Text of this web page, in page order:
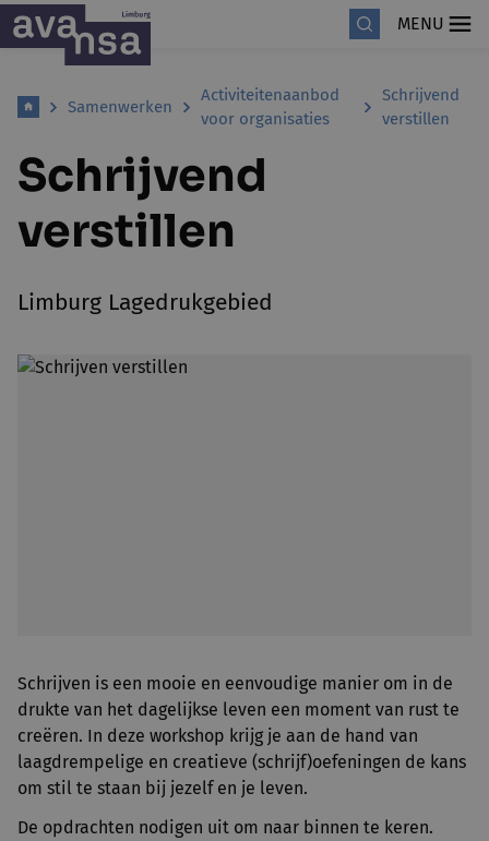
MENU
Samenwerken
Activiteitenaanbod
voor organisaties
Schrijvend
verstillen
Schrijvend
verstillen
Limburg Lagedrukgebied
Schrijven is een mooie en eenvoudige manier om in de
drukte van het dagelijkse leven een moment van rust te
creëren. In deze workshop krijg je aan de hand van
laagdrempelige en creatieve (schrijf)oefeningen de kans
om stil te staan bij jezelf en je leven.
De opdrachten nodigen uit om naar binnen te keren.